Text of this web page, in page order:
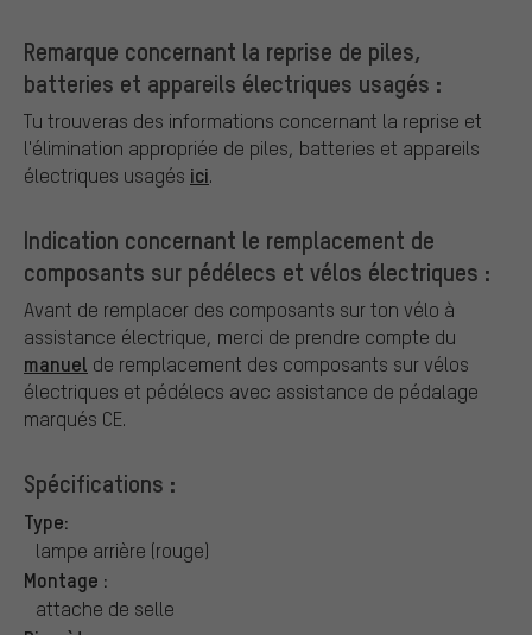
Remarque concernant la reprise de piles,
batteries et appareils électriques usagés :
Tu trouveras des informations concernant la reprise et
l'élimination appropriée de piles, batteries et appareils
électriques usagés ici.
Indication concernant le remplacement de
composants sur pédélecs et vélos électriques :
Avant de remplacer des composants sur ton vélo à
assistance électrique, merci de prendre compte du
manuel de remplacement des composants sur vélos
électriques et pédélecs avec assistance de pédalage
marqués CE.
Spécifications :
Type:
lampe arrière (rouge)
Montage :
attache de selle